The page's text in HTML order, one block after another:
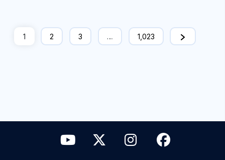
1 2 3 … 1,023